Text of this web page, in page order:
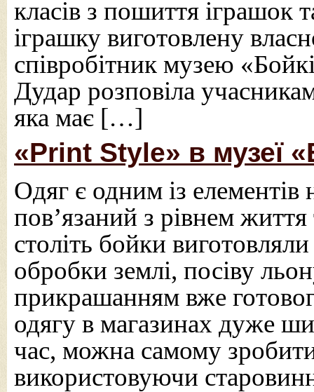
класів з пошиття іграшок
іграшку виготовлену
співробітник музею
Дудар розповіла
яка має […]
«Print Style» в музеї
Одяг є одним із елементів
пов’язаний з рівнем
століть бойки
обробки землі, посіву
прикрашанням вже
одягу в магазинах дуже
час, можна самому
використовуючи